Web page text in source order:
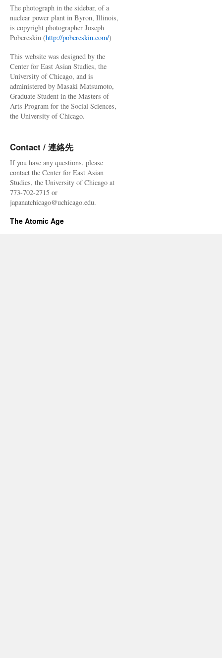
The photograph in the sidebar, of a
nuclear power plant in Byron, Illinois,
is copyright photographer Joseph
Pobereskin (http://pobereskin.com/)
This website was designed by the
Center for East Asian Studies, the
University of Chicago, and is
administered by Masaki Matsumoto,
Graduate Student in the Masters of
Arts Program for the Social Sciences,
the University of Chicago.
Contact / 連絡先
If you have any questions, please
contact the Center for East Asian
Studies, the University of Chicago at
773-702-2715 or
japanatchicago@uchicago.edu.
The Atomic Age